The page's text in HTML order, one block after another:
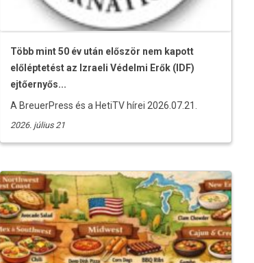
Több mint 50 év után először nem kapott
előléptetést az Izraeli Védelmi Erők (IDF)
ejtőernyős...
A BreuerPress és a HetiTV hírei 2026.07.21.
2026. július 21